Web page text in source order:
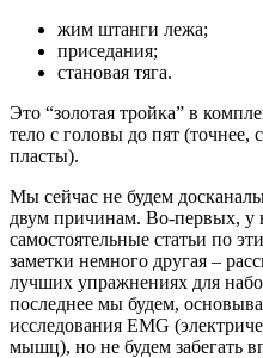
жим штанги лежа;
приседания;
становая тяга.
Это “золотая тройка” в
тело с головы до пят
пласты).
Мы сейчас не будем
двум причинам. Во-первых, у
самостоятельные статьи по
заметки немного другая –
лучших упражнениях для
последнее мы будем,
исследования EMG
мышц), но не будем забегать